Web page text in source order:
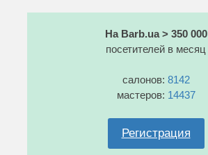
На Barb.ua > 350 000
посетителей в месяц
салонов: 8142
мастеров: 14437
Регистрация